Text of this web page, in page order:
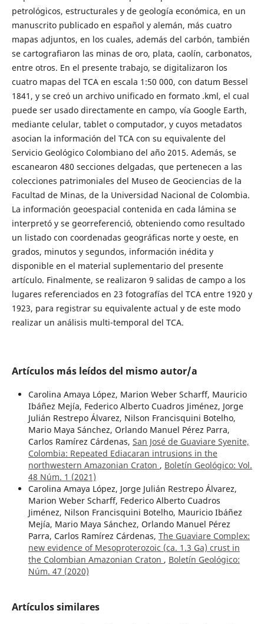
petrológicos, estructurales y de geología económica, en un
manuscrito publicado en español y alemán, más cuatro
mapas adjuntos, en los cuales, además del carbón, también
se cartografiaron las minas de oro, plata, caolín, carbonatos,
entre otros. En el presente trabajo, se digitalizaron los
cuatro mapas del TCA en escala 1:50 000, con datum Bessel
1841, y se creó un archivo unificado en formato .kml, el cual
puede ser usado directamente en campo, vía Google Earth,
mediante celular, tablet o computador, y cuyos metadatos
asocian la información del TCA con su equivalente del
Servicio Geológico Colombiano del año 2015. Además, se
escanearon 480 secciones delgadas, que pertenecen a las
colecciones patrimoniales del Museo de Geociencias de la
Facultad de Minas, de la Universidad Nacional de Colombia.
La información geoespacial contenida en cada lámina se
interpretó y se georreferenció, obteniendo como resultado
un listado con coordenadas geográficas norte y oeste, en
grados, minutos y segundos, información inédita y
disponible en el material suplementario del presente
artículo. Finalmente, se realizaron 9 salidas de campo a los
lugares referenciados en 23 fotografías del TCA entre 1920 y
1923, para registrar su equivalente actual y de este modo
realizar un análisis multi-temporal del TCA.
Artículos más leídos del mismo autor/a
Carolina Amaya López, Marion Weber Scharff, Mauricio
Ibáñez Mejía, Federico Alberto Cuadros Jiménez, Jorge
Julián Restrepo Álvarez, Nilson Francisquini Botelho,
Mario Maya Sánchez, Orlando Manuel Pérez Parra,
Carlos Ramírez Cárdenas, San José de Guaviare Syenite,
Colombia: Repeated Ediacaran intrusions in the
northwestern Amazonian Craton , Boletín Geológico: Vol.
48 Núm. 1 (2021)
Carolina Amaya López, Jorge Julián Restrepo Álvarez,
Marion Weber Scharff, Federico Alberto Cuadros
Jiménez, Nilson Francisquini Botelho, Mauricio Ibáñez
Mejía, Mario Maya Sánchez, Orlando Manuel Pérez
Parra, Carlos Ramírez Cárdenas, The Guaviare Complex:
new evidence of Mesoproterozoic (ca. 1.3 Ga) crust in
the Colombian Amazonian Craton , Boletín Geológico:
Núm. 47 (2020)
Artículos similares